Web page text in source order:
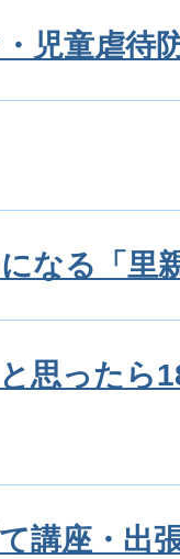
児童虐待
なる「里
思ったら
講座・出